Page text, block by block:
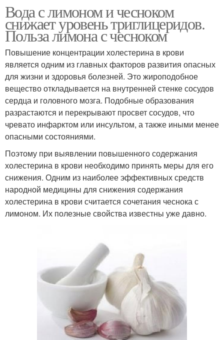
Вода с лимоном и чесноком
снижает уровень триглицеридов.
Польза лимона с чесноком
Повышение концентрации холестерина в крови
является одним из главных факторов развития опасных
для жизни и здоровья болезней. Это жироподобное
вещество откладывается на внутренней стенке сосудов
сердца и головного мозга. Подобные образования
разрастаются и перекрывают просвет сосудов, что
чревато инфарктом или инсультом, а также иными менее
опасными состояниями.
Поэтому при выявлении повышенного содержания
холестерина в крови необходимо принять меры для его
снижения. Одним из наиболее эффективных средств
народной медицины для снижения содержания
холестерина в крови считается сочетания чеснока с
лимоном. Их полезные свойства известны уже давно.